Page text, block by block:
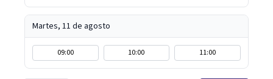
Martes, 11 de agosto
09:00 10:00 11:00